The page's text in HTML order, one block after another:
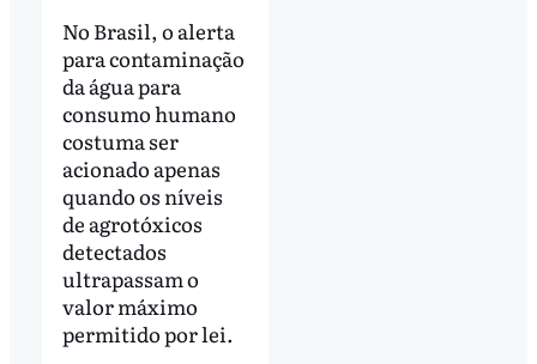
No Brasil, o alerta
para contaminação
da água para
consumo humano
costuma ser
acionado apenas
quando os níveis
de agrotóxicos
detectados
ultrapassam o
valor máximo
permitido por lei.